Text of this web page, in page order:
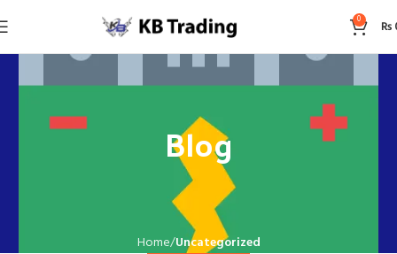
0 ₨
Blog
Home Uncategorized